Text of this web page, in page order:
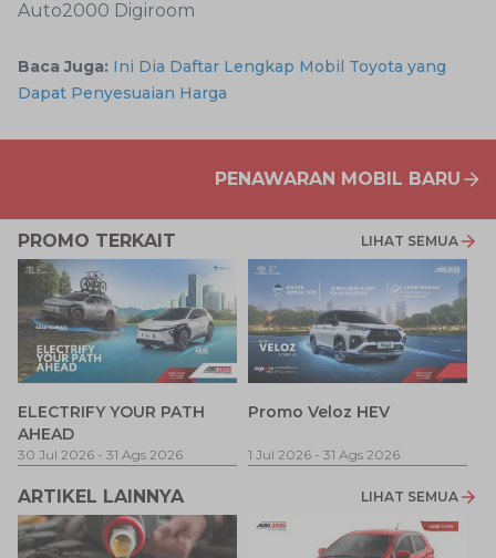
Auto2000 Digiroom
Baca Juga: Ini Dia Daftar Lengkap Mobil Toyota yang
Dapat Penyesuaian Harga
PENAWARAN MOBIL BARU
PROMO TERKAIT LIHAT SEMUA
ELECTRIFY YOUR PATH
AHEAD
30 Jul 2026 - 31 Ags 2026
Promo Veloz HEV
1 Jul 2026 - 31 Ags 2026
ARTIKEL LAINNYA LIHAT SEMUA